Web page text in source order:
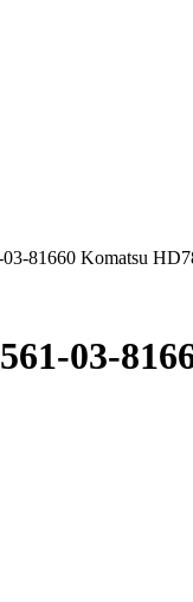
81660 Komatsu
03-